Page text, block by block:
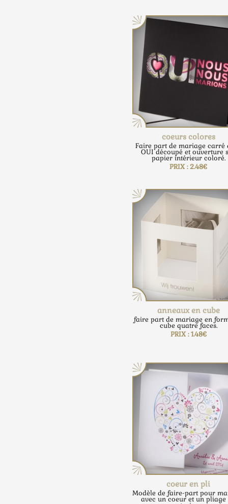
coeurs colores
Faire part de mariage carré
OUI découpé et ouverture
papier intérieur coloré.
PRIX : 2.48€
anneaux en cube
faire part de mariage en
cube quatre faces.
PRIX : 1.48€
coeur en pli
Modèle de faire-part pour
avec un coeur et un pliage